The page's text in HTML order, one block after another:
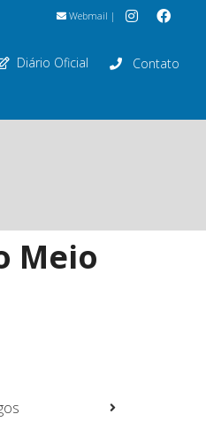
Webmail |
Diário Oficial Contato
Meio